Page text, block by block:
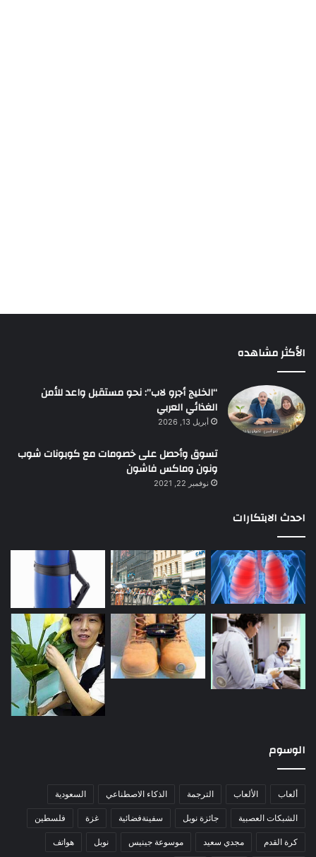
الأكثر مشاهده
“الخليج أجرو لاب”: نحو مستقبل واعد للأمن
الغذائي العربي
أبريل 13, 2026
تسوق وأحصل على خصومات مع كوبونات شوب
ونون وماكس فاشون
نوفمبر 22, 2021
احدث الابتكارات
الوسوم
ألعاب الألعاب الترجمة الذكاء الاصطناعي السعودية
الشبكات العصبية جائزة نوبل سفينةفضائية غزة فلسطين
كرة القدم مجدي سعيد موسوعة جينيس نوبل هواتف